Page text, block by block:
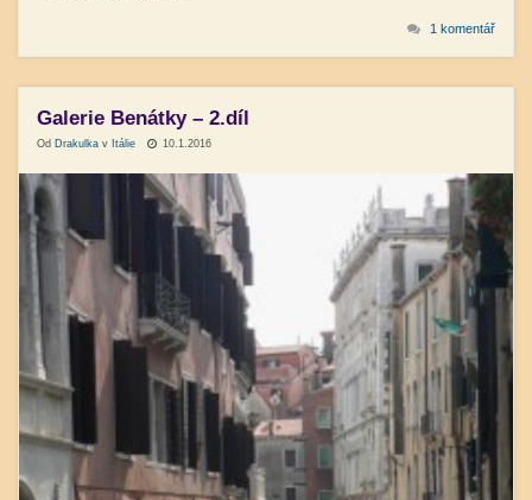
1 komentář
Galerie Benátky – 2.díl
Od Drakulka v Itálie 10.1.2016